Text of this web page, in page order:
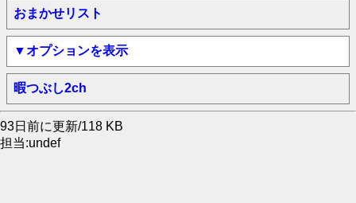
おまかせリスト
▼オプションを表示
暇つぶし2ch
93日前に更新/118 KB
担当:undef